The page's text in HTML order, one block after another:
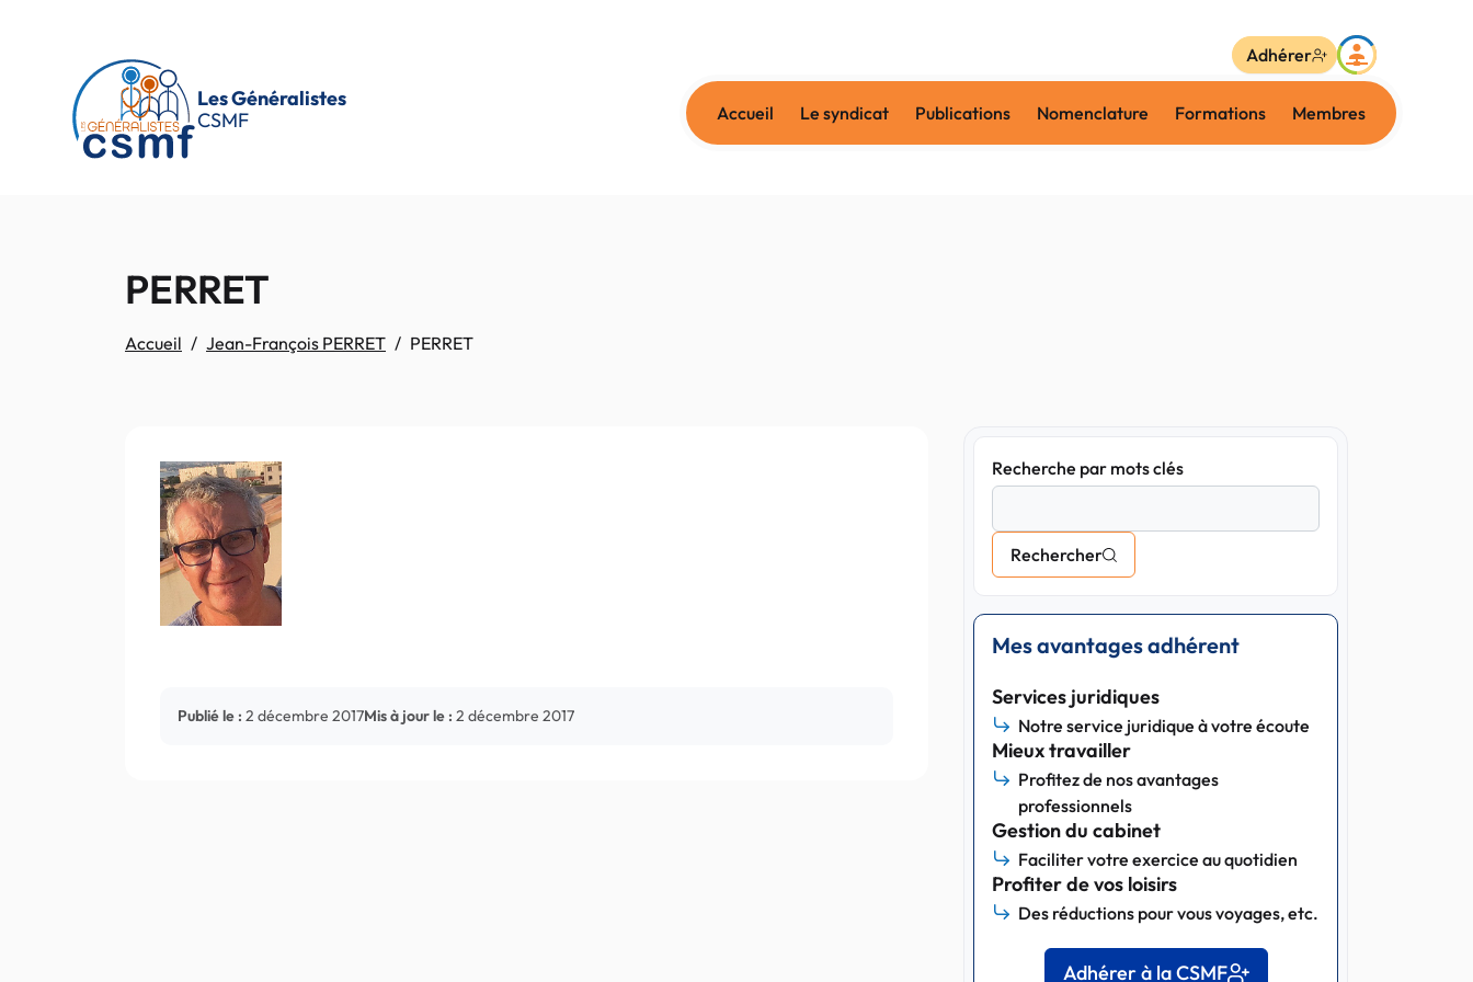
Les Généralistes
CSMF
Accueil Le syndicat Publications Nomenclature Formations Membres
Adhérer
PERRET
Accueil Jean-François PERRET PERRET
Publié le : 2 décembre 2017Mis à jour le : 2 décembre 2017
Recherche par mots clés
Rechercher
Mes avantages adhérent
Services juridiques
Notre service juridique à votre écoute
Mieux travailler
Profitez de nos avantages
professionnels
Gestion du cabinet
Faciliter votre exercice au quotidien
Profiter de vos loisirs
Des réductions pour vous voyages, etc.
Adhérer à la CSMF